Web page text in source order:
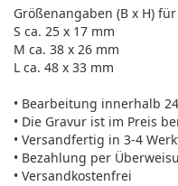
Größenangaben (B x H)
S ca. 25 x 17 mm
M ca. 38 x 26 mm
L ca. 48 x 33 mm
• Bearbeitung innerhalb
• Die Gravur ist im Preis
• Versandfertig in 3-4
• Bezahlung per
• Versandkostenfrei